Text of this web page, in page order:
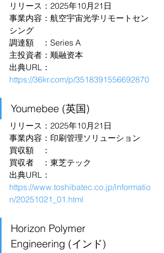
リリース：2025年10月21日
事業内容：航空宇宙光学リモートセン
シング
調達額　：Series A
主投資者：顺融资本
出典URL：
https://36kr.com/p/3518391556692870
Youmebee (英国)
リリース：2025年10月21日
事業内容：印刷管理ソリューション
買収額　：
買収者　：東芝テック
出典URL：
https://www.toshibatec.co.jp/informatio
n/20251021_01.html
Horizon Polymer
Engineering (インド)